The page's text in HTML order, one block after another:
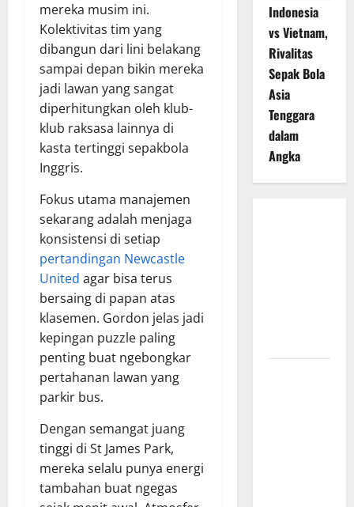
mereka musim ini.
Kolektivitas tim yang
dibangun dari lini belakang
sampai depan bikin mereka
jadi lawan yang sangat
diperhitungkan oleh klub-
klub raksasa lainnya di
kasta tertinggi sepakbola
Inggris.
Fokus utama manajemen
sekarang adalah menjaga
konsistensi di setiap
pertandingan Newcastle
United agar bisa terus
bersaing di papan atas
klasemen. Gordon jelas jadi
kepingan puzzle paling
penting buat ngebongkar
pertahanan lawan yang
parkir bus.
Dengan semangat juang
tinggi di St James Park,
mereka selalu punya energi
tambahan buat ngegas
Indonesia
vs Vietnam,
Rivalitas
Sepak Bola
Asia
Tenggara
dalam
Angka